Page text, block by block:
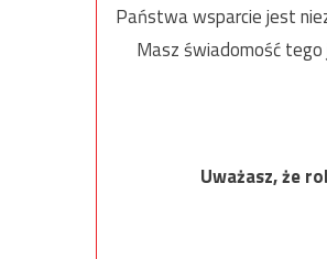
Państwa wsparcie jest
Masz świadomość
Uważasz, że